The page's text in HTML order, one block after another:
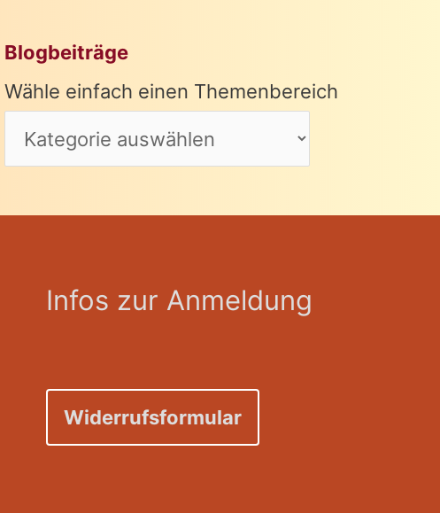
Blogbeiträge
Wähle einfach einen Themenbereich
Infos zur Anmeldung
Widerrufsformular